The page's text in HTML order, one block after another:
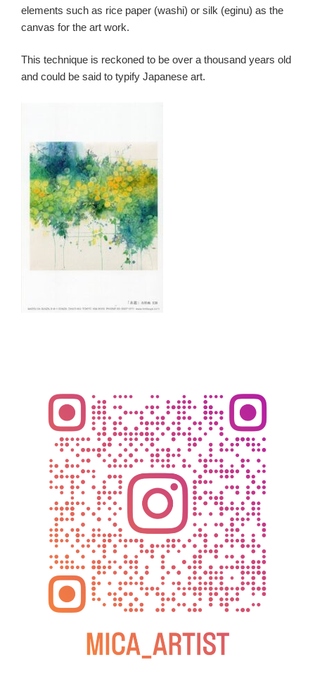
elements such as rice paper (washi) or silk (eginu) as the
canvas for the art work.
This technique is reckoned to be over a thousand years old
and could be said to typify Japanese art.